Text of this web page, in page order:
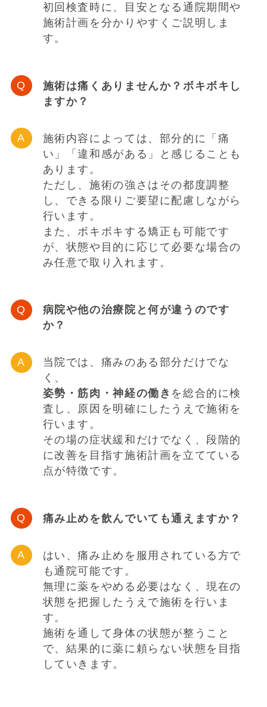
初回検査時に、目安となる通院期間や
施術計画を分かりやすくご説明しま
す。
施術は痛くありませんか？ボキボキし
ますか？
施術内容によっては、部分的に「痛
い」「違和感がある」と感じることも
あります。
ただし、施術の強さはその都度調整
し、できる限りご要望に配慮しながら
行います。
また、ボキボキする矯正も可能です
が、状態や目的に応じて必要な場合の
み任意で取り入れます。
病院や他の治療院と何が違うのです
か？
当院では、痛みのある部分だけでな
く、
姿勢・筋肉・神経の働き を総合的に検
査し、原因を明確にしたうえで施術を
行います。
その場の症状緩和だけでなく、段階的
に改善を目指す施術計画を立てている
点が特徴です。
痛み止めを飲んでいても通えますか？
はい、痛み止めを服用されている方で
も通院可能です。
無理に薬をやめる必要はなく、現在の
状態を把握したうえで施術を行いま
す。
施術を通して身体の状態が整うこと
で、結果的に薬に頼らない状態を目指
していきます。